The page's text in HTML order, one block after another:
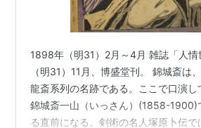
1898年（明31）2月～4月 雑誌「人
（明31）11月、博盛堂刊。 錦城斎は
龍斎系列の名跡である。ここで口演し
錦城斎一山（いっさん）(1858-1900)
る直前になる。剣術の名人塚原卜伝で